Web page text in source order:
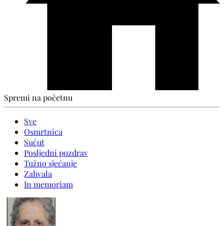
Spremi na početnu
Sve
Osmrtnica
Sućut
Posljedni pozdrav
Tužno sjećanje
Zahvala
In memoriam